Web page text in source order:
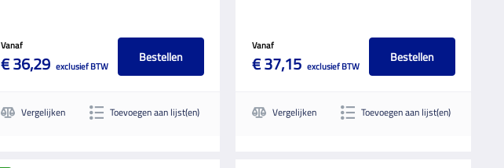
Vanaf
€ 36,29 exclusief BTW
Bestellen
Vergelijken Toevoegen aan lijst(en)
Vanaf
€ 37,15 exclusief BTW
Bestellen
Vergelijken Toevoegen aan lijst(en)